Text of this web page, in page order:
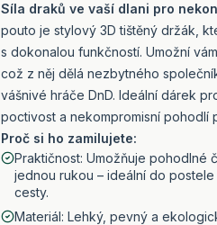
Síla draků ve vaší dlani pro
pouto je stylový 3D tištěný držák,
s dokonalou funkčností. Umožní
což z něj dělá nezbytného
vášnivé hráče DnD. Ideální dárek
poctivost a nekompromisní pohodlí
Proč si ho zamilujete:
Praktičnost: Umožňuje pohodlné
jednou rukou – ideální do postele
cesty.
Materiál: Lehký, pevný a